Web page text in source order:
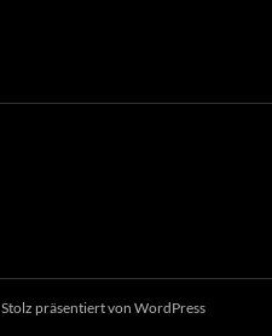
Stolz präsentiert von WordPress